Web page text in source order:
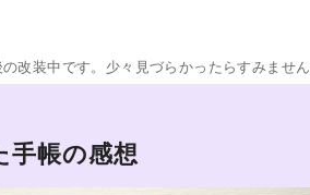
改装中です。少々見づらかったらすみません
手帳の感想